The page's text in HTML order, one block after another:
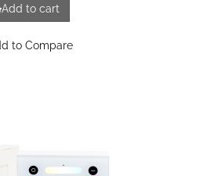
Add to cart
to Compare